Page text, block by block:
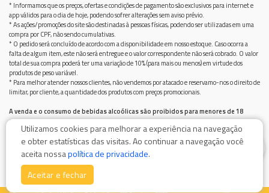
* Informamos que os preços, ofertas e condições de pagamento são exclusivos para internet e
app válidos para o dia de hoje, podendo sofrer alterações sem aviso prévio.
* As ações/promoções do site são destinadas à pessoas físicas, podendo ser utilizadas em uma
compra por CPF, não sendo cumulativas.
* O pedido será concluído de acordo com a disponibilidade em nosso estoque. Caso ocorra a
falta de algum item, este não será entregue e o valor correspondente não será cobrado. O valor
total de sua compra poderá ter uma variação de 10% (para mais ou menos) em virtude dos
produtos de peso variável.
* Para melhor atender nossos clientes, não vendemos por atacado e reservamo-nos o direito de
limitar, por cliente, a quantidade dos produtos com preços promocionais.
A venda e o consumo de bebidas alcoólicas são proibidos para menores de 18
anos.
Bebida alcoólica pode causar dependência química e, em excesso, provoca graves males à saúde.
Beba com moderação
Utilizamos cookies para melhorar a experiência na navegação
e obter estatísticas das visitas. Ao continuar a navegação você
aceita nossapolítica de privacidade.
Aceitar e fechar